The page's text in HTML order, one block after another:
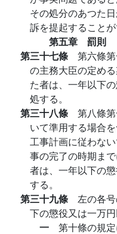
その処分のあつた
訴を提起することが
第五章 罰則
第三十七條 第六條
の主務大臣の定め
た者は、一年以下
処する。
第三十八條 第八條
いて準用する場合
工事計画に従わな
事の完了の時期ま
者は、一年以下の
する。
第三十九條 左の各
下の懲役又は一万円
一 第十條の規